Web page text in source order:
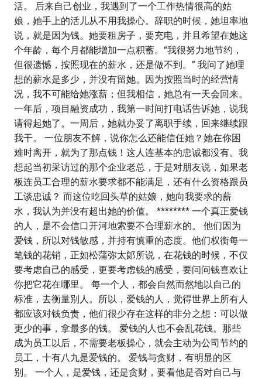
活。 后来自己创业，我遇到了一个工作热情很高的姑
娘，她手上的活儿从不用我操心。辞职的时候，她坦率地
说，就是因为钱。她要租房子，要充电，并且希望在她这
个年龄，每个月都能增加一点积蓄。“我很努力地节约，
但很遗憾，按照现在的薪水，还是做不到。” 我问了她理
想的薪水是多少，并没有留她。因为按照当时的经营情
况，我不可能给她涨薪；但我相信，她总有一天会回来。
一年后，项目融资成功，我第一时间打电话告诉她，说我
请得起她了。一周后，她就办妥了离职手续，回来继续跟
我干。 一位朋友不解，说你怎么还能信任她？她在你困
难时离开，就为了那点钱！这人连基本的忠诚都没有。我
想起当初采访过的那个企业老总，于是对朋友说，如果老
板连员工合理的薪水要求都不能满足，还有什么资格跟员
工谈忠诚？ 而这位吃回头草的姑娘，她向我要求的薪
水，我认为并没有超出她的价值。 ******** 一个真正爱钱
的人，是不会信口开河地索要不合理薪水的。 他们因为
爱钱，所以对钱敏感，并持有慎重的态度。他们权衡每一
笔钱的花销，正如松蒲弥太郞所说，在花钱的时候，不仅
要考虑自己的感受，更要考虑钱的感受，要问问钱喜欢让
你把它花在哪里。 每一个人，都会自然而然地以自己的
标准，去衡量别人。所以，爱钱的人，觉得世界上所有人
都应该对钱负责，他们很少存在这样的非分之想：可以做
更少的事，拿最多的钱。 爱钱的人也不会乱花钱。那些
成为员工以后，不需要老板操心，就会主动为公司节约的
员工，十有八九是爱钱的。 爱钱与贪财，有明显的区
别。 一个人，是爱钱，还是贪财，要看他是否对自己与